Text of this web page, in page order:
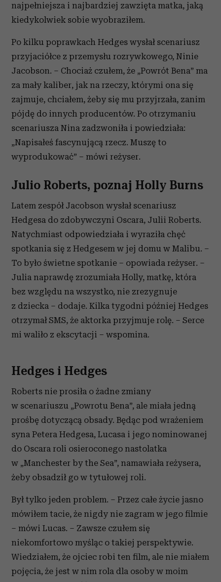
najpełniejsza i najbardziej zawzięta matka, jaką
kiedykolwiek sobie wyobraziłem.
Po kilku poprawkach Hedges wysłał scenariusz
przyjaciółce z przemysłu rozrywkowego, Ninie
Jacobson. – Chociaż czułem, że „Powrót Bena” ma
za mały kaliber, jak na rzeczy, którymi ona się
zajmuje, chciałem, żeby się mu przyjrzała, zanim
pójdę do innych producentów. Po otrzymaniu
scenariusza Nina zadzwoniła i powiedziała:
„Napisałeś fascynującą rzecz. Muszę to
wyprodukować” – mówi reżyser.
Julio Roberts, poznaj Holly Burns
Latem zespół Jacobson wysłał scenariusz
Hedgesa do zdobywczyni Oscara, Julii Roberts.
Natychmiast odpowiedziała i wyraziła chęć
spotkania się z Hedgesem w jej domu w Malibu. –
To było świetne spotkanie – opowiada reżyser. –
Julia naprawdę zrozumiała Holly, matkę, która
bez względu na wszystko, nie zrezygnuje
z dziecka – dodaje. Kilka tygodni później Hedges
otrzymał SMS, że aktorka przyjmuje rolę. – Serce
mi waliło z ekscytacji – wspomina.
Hedges i Hedges
Roberts nie prosiła o żadne zmiany
w scenariuszu „Powrotu Bena”, ale miała jedną
prośbę dotyczącą obsady. Będąc pod wrażeniem
syna Petera Hedgesa, Lucasa i jego nominowanej
do Oscara roli osieroconego nastolatka
w „Manchester by the Sea”, namawiała reżysera,
żeby obsadził go w tytułowej roli.
Był tylko jeden problem. – Przez całe życie jasno
mówiłem tacie, że nigdy nie zagram w jego filmie
– mówi Lucas. – Zawsze czułem się
niekomfortowo myśląc o takiej perspektywie.
Wiedziałem, że ojciec robi ten film, ale nie miałem
pojęcia, że jest w nim rola dla osoby w moim